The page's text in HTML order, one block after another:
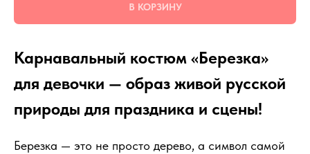
В КОРЗИНУ
Карнавальный костюм «Березка»
для девочки — образ живой русской
природы для праздника и сцены!
Березка — это не просто дерево, а символ самой